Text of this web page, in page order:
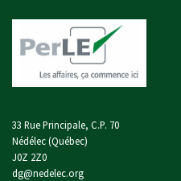
33 Rue Principale, C.P. 70
Nédélec (Québec)
J0Z 2Z0
dg@nedelec.org